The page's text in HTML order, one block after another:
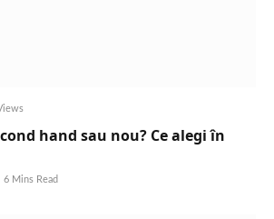
hand sau nou? Ce alegi în
6 Mins Read